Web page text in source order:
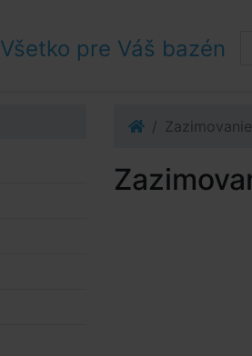
Všetko pre Váš bazén